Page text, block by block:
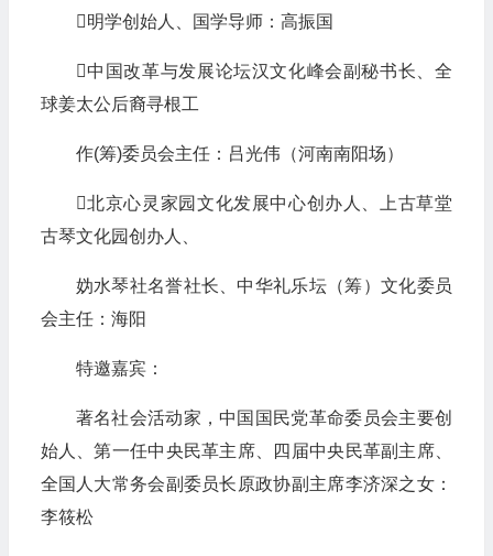
明学创始人、国学导师：高振国
中国改革与发展论坛汉文化峰会副秘书长、全
球姜太公后裔寻根工
作(筹)委员会主任：吕光伟（河南南阳场）
北京心灵家园文化发展中心创办人、上古草堂
古琴文化园创办人、
妫水琴社名誉社长、中华礼乐坛（筹）文化委员
会主任：海阳
特邀嘉宾：
著名社会活动家，中国国民党革命委员会主要创
始人、第一任中央民革主席、四届中央民革副主席、
全国人大常务会副委员长原政协副主席李济深之女：
李筱松